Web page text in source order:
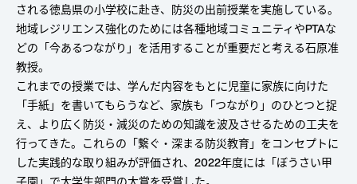
される徳島県の小学校に赴き、防災の出前授業を実施している。
地域レジリエンス強化のためには各種地域コミュニティやPTAな
どの「今あるつながり」を活用することが重要だと考える石原准
教授。
これまでの授業では、学んだ内容をもとに児童に家族に向けた
「手紙」を書いてもらうなど、家族も「つながり」のひとつと捉
え、より広く防災・減災のための知識を波及させるための工夫を
行ってきた。これらの「繋ぐ・深まる防災教育」をコンセプトに
した実践的な取り組みが評価され、2022年度には「ぼうさい甲